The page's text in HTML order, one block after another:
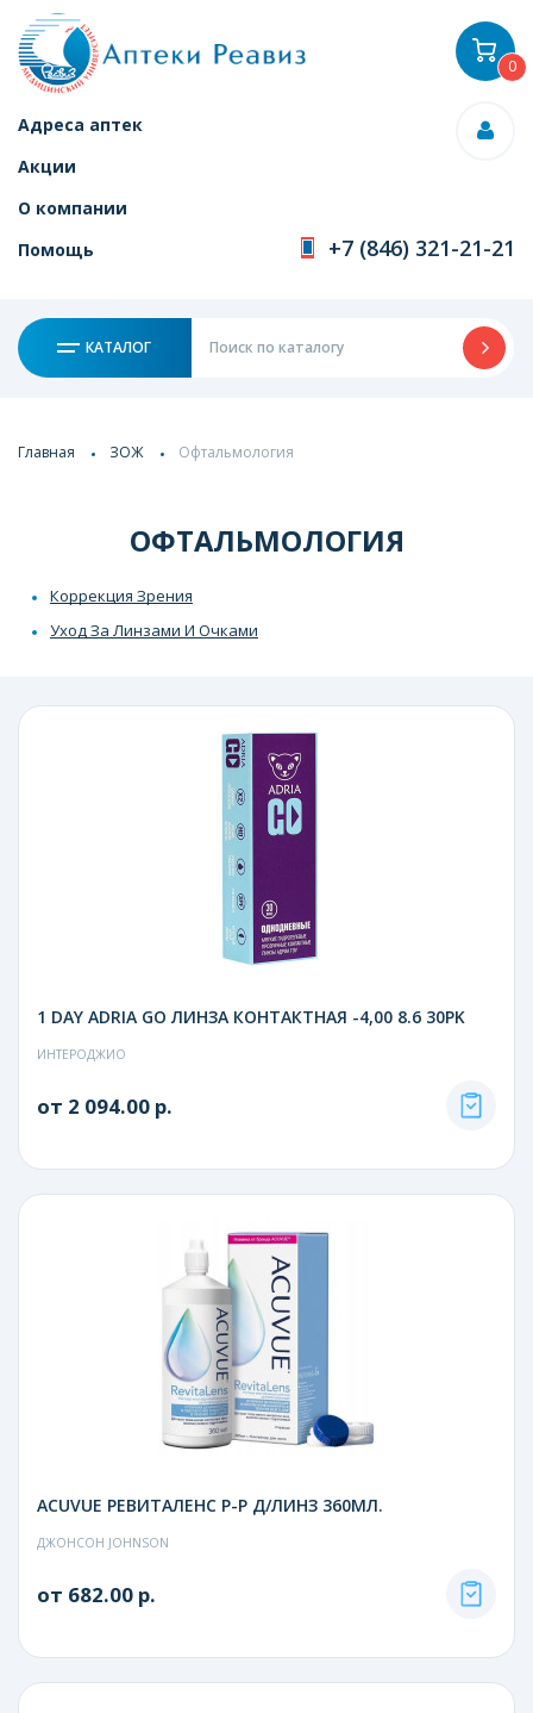
Адреса аптек
Акции
О компании
Помощь
+7 (846) 321-21-21
КАТАЛОГ
0
Главная ЗОЖ Офтальмология
ОФТАЛЬМОЛОГИЯ
Коррекция Зрения
Уход За Линзами И Очками
1 DAY ADRIA GO ЛИНЗА КОНТАКТНАЯ -4,00 8.6 30PK
ИНТЕРОДЖИО
от 2 094.00 р.
ACUVUE РЕВИТАЛЕНС Р-Р Д/ЛИНЗ 360МЛ.
ДЖОНСОН JOHNSON
от 682.00 р.